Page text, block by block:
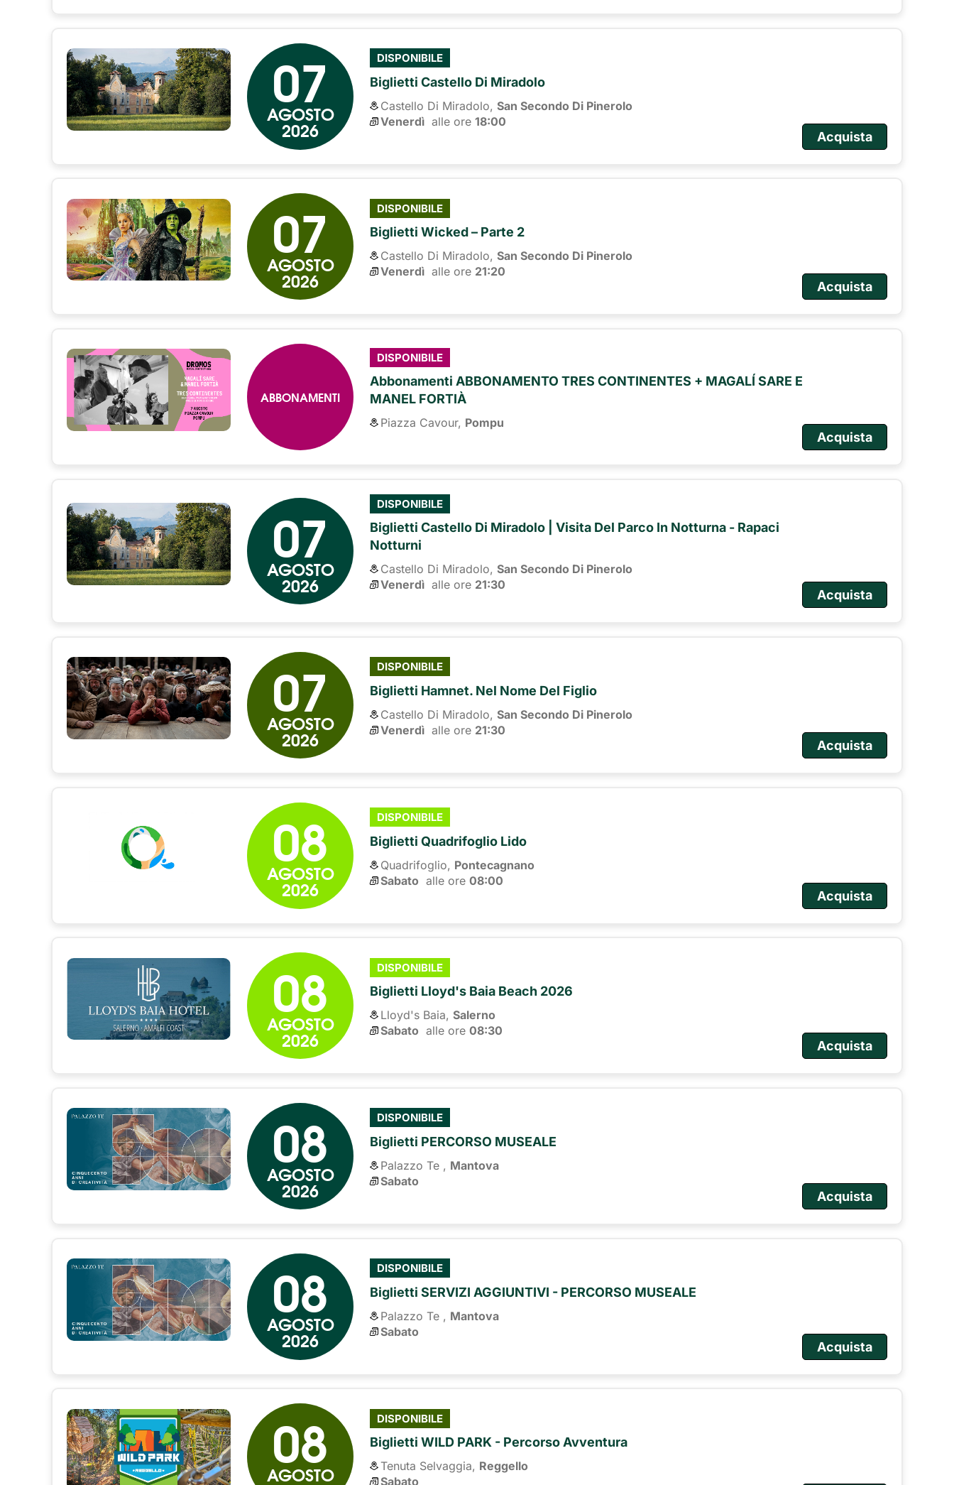
07
AGOSTO
2026
DISPONIBILE
Biglietti Castello Di Miradolo
Castello Di Miradolo, San Secondo Di Pinerolo
Venerdì alle ore 18:00
Acquista
07
AGOSTO
2026
DISPONIBILE
Biglietti Wicked – Parte 2
Castello Di Miradolo, San Secondo Di Pinerolo
Venerdì alle ore 21:20
Acquista
ABBONAMENTI
DISPONIBILE
Abbonamenti ABBONAMENTO TRES CONTINENTES + MAGALÍ SARE E
MANEL FORTIÀ
Piazza Cavour, Pompu
Acquista
07
AGOSTO
2026
DISPONIBILE
Biglietti Castello Di Miradolo | Visita Del Parco In Notturna - Rapaci
Notturni
Castello Di Miradolo, San Secondo Di Pinerolo
Venerdì alle ore 21:30
Acquista
07
AGOSTO
2026
DISPONIBILE
Biglietti Hamnet. Nel Nome Del Figlio
Castello Di Miradolo, San Secondo Di Pinerolo
Venerdì alle ore 21:30
Acquista
08
AGOSTO
2026
DISPONIBILE
Biglietti Quadrifoglio Lido
Quadrifoglio, Pontecagnano
Sabato alle ore 08:00
Acquista
08
AGOSTO
2026
DISPONIBILE
Biglietti Lloyd's Baia Beach 2026
Lloyd's Baia, Salerno
Sabato alle ore 08:30
Acquista
08
AGOSTO
2026
DISPONIBILE
Biglietti PERCORSO MUSEALE
Palazzo Te , Mantova
Sabato
Acquista
08
AGOSTO
2026
DISPONIBILE
Biglietti SERVIZI AGGIUNTIVI - PERCORSO MUSEALE
Palazzo Te , Mantova
Sabato
Acquista
08
AGOSTO
DISPONIBILE
Biglietti WILD PARK - Percorso Avventura
Tenuta Selvaggia, Reggello
Sabato